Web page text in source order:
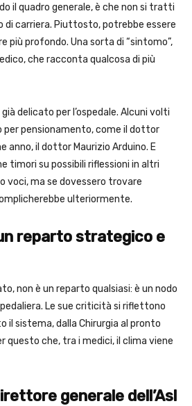
il quadro generale, è che non si tratti
di carriera. Piuttosto, potrebbe essere
più profondo. Una sorta di “sintomo”,
che racconta qualcosa di più
delicato per l’ospedale. Alcuni volti
per pensionamento, come il dottor
anno, il dottor Maurizio Arduino. E
timori su possibili riflessioni in altri
voci, ma se dovessero trovare
ulteriormente.
reparto strategico e
non è un reparto qualsiasi: è un nodo
Le sue criticità si riflettono
sistema, dalla Chirurgia al pronto
questo che, tra i medici, il clima viene
generale dell’Asl